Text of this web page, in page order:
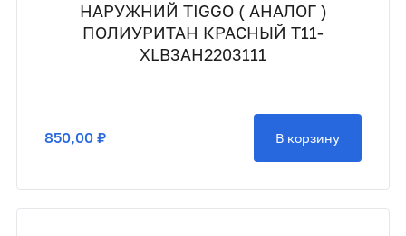
НАРУЖНИЙ TIGGO ( АНАЛОГ )
ПОЛИУРИТАН КРАСНЫЙ T11-
XLB3AH2203111
850,00 ₽ В корзину